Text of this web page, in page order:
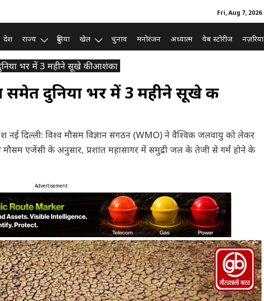
Fri, Aug 7, 2026
देश राज्य दुनिया खेल चुनाव मनोरंजन अध्यात्म वेब स्टोरीज नज़रिया
भर में 3 महीने सूखे की आशंका
समेत दुनिया भर में 3 महीने सूखे की
नई दिल्ली: विश्व मौसम विज्ञान संगठन (WMO) ने वैश्विक जलवायु को लेकर
मौसम एजेंसी के अनुसार, प्रशांत महासागर में समुद्री जल के तेजी से गर्म होने के
Advertisement